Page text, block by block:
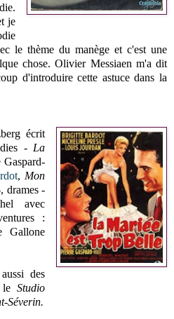
je
le thème du manège et c'est une
chose. Olivier Messiaen m'a dit
d'introduire cette astuce dans la
écrit
- La
Gaspard-
, Mon
, drames -
avec
:
Gallone
des
leStudio
Séverin.